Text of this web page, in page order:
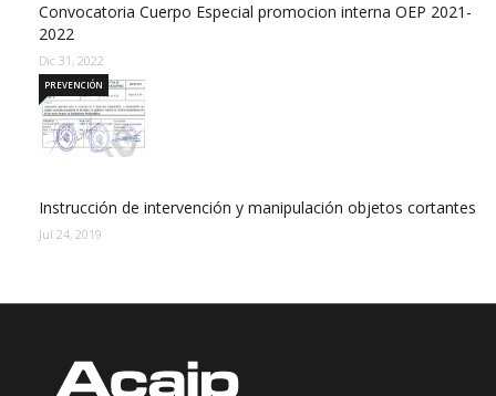
Convocatoria Cuerpo Especial promocion interna OEP 2021-
2022
Dic 31, 2022
Instrucción de intervención y manipulación objetos cortantes
PREVENCIÓN
Jul 24, 2019